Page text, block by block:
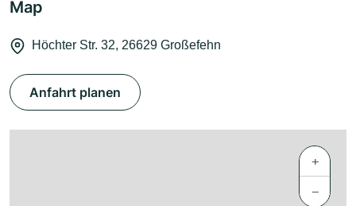
Map
Höchter Str. 32, 26629 Großefehn
Anfahrt planen
+
−